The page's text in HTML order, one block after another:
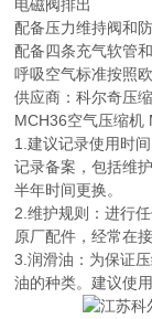
电磁阀排出
配备压力维持阀和
配备四条充气软管
呼吸空气标准按照
供应商：科尔奇压
MCH36空气压缩机
1.建议记录使用时
记录备案，包括维
半年时间更换。
2.维护规则：进行
原厂配件，经常在
3.润滑油：为保证
油的种类。建议使